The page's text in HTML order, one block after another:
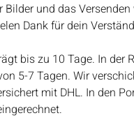
Bilder und das
Dank für dein
bis zu 10 Tage. In der
5-7 Tagen. Wir
mit DHL. In den